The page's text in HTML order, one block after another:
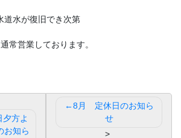
道水が復旧でき次第
常営業しております。
8月 定休日のお知ら
せ
方よ
お知ら